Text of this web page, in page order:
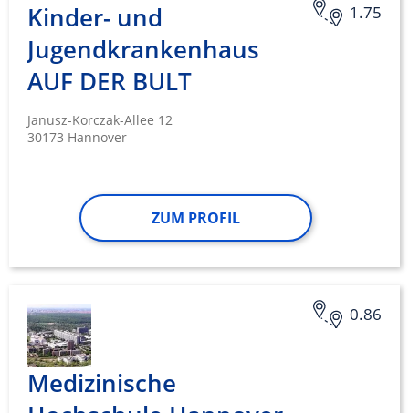
1.75
Kinder- und
Jugendkrankenhaus
AUF DER BULT
Janusz-Korczak-Allee 12
30173 Hannover
ZUM PROFIL
0.86
Medizinische